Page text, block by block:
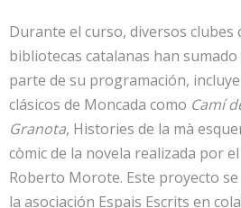
Durante el curso, diversos clubes
bibliotecas catalanas han
parte de su programación,
clásicos de Moncada como Camí
Granota, Histories de la mà
còmic de la novela realizada por
Roberto Morote. Este proyecto
la asociación Espais Escrits en